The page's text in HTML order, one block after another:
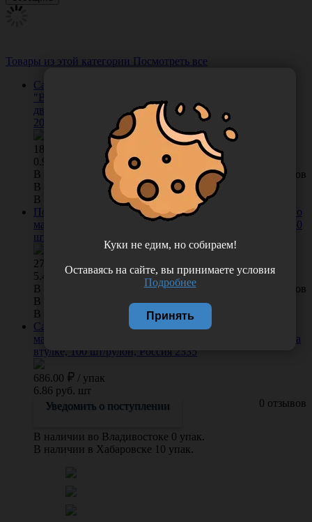
Товары из этой категории Посмотреть все
Салфетка одноразовая 40*40 см, марка "White Line"
"Выбор" SS12 из нетканного материала спанбонд
двойного сложения, плотность 12 г/м2, цвет голубой,
200 шт/рол, Россия (ООО "Белая линия") 11069
187.00
0.94 руб. шт
0 отзывов
В КОРЗИНУ
В наличии во Владивостоке 1 упак.
В наличии в Хабаровске 3 упак.
Полотенце одноразовое 35*70 см "Выбор" из нетканого
материала спанлейс плотностью 40 г/м2, цвет белый, 50
шт/пачка, Россия (ООО "Белая линия") 12043 (10250)
272.00
5.44 руб. шт
0 отзывов
В КОРЗИНУ
В наличии во Владивостоке 18 упак.
В наличии в Хабаровске 27 упак.
Салфетка 40*40 см нестерильная из нетканного
материала спанлейс плотность 60 г/м2, соты, (белая), на
втулке, 100 шт/рулон, Россия 2335
686.00 / упак
6.86 руб. шт
0 отзывов
Уведомить о поступлении
В наличии во Владивостоке 0 упак.
В наличии в Хабаровске 10 упак.
Куки не едим, но собираем!
Оставаясь на сайте, вы принимаете условия
Подробнее
Принять